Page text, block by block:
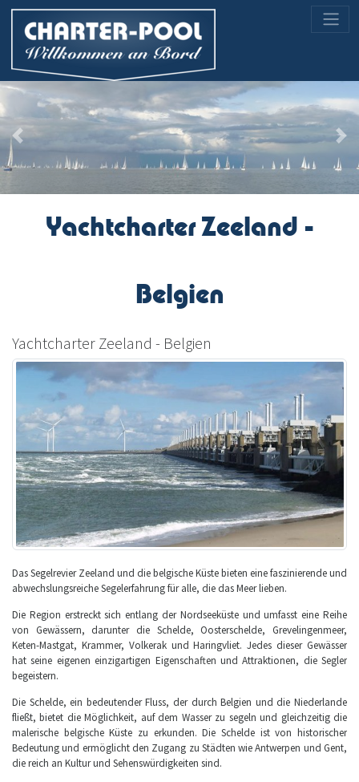
Previous Next
Yachtcharter Zeeland -
Belgien
Yachtcharter Zeeland - Belgien
Das Segelrevier Zeeland und die belgische Küste bieten eine faszinierende und
abwechslungsreiche Segelerfahrung für alle, die das Meer lieben.
Die Region erstreckt sich entlang der Nordseeküste und umfasst eine Reihe
von Gewässern, darunter die Schelde, Oosterschelde, Grevelingenmeer,
Keten-Mastgat, Krammer, Volkerak und Haringvliet. Jedes dieser Gewässer
hat seine eigenen einzigartigen Eigenschaften und Attraktionen, die Segler
begeistern.
Die Schelde, ein bedeutender Fluss, der durch Belgien und die Niederlande
fließt, bietet die Möglichkeit, auf dem Wasser zu segeln und gleichzeitig die
malerische belgische Küste zu erkunden. Die Schelde ist von historischer
Bedeutung und ermöglicht den Zugang zu Städten wie Antwerpen und Gent,
die reich an Kultur und Sehenswürdigkeiten sind.